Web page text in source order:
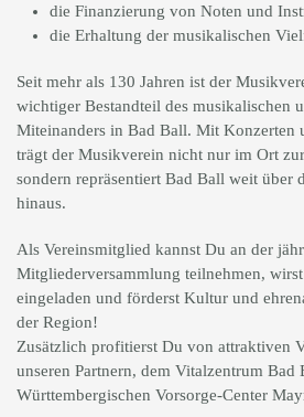
die Finanzierung von Noten und
die Erhaltung der musikalischen
Seit mehr als 130 Jahren ist der
wichtiger Bestandteil des musikalischen
Miteinanders in Bad Ball. Mit Konzerten
trägt der Musikverein nicht nur im Ort
sondern repräsentiert Bad Ball weit über
hinaus.
Als Vereinsmitglied kannst Du an der
Mitgliederversammlung teilnehmen,
eingeladen und förderst Kultur und
der Region!
Zusätzlich profitierst Du von attraktiven
unseren Partnern, dem Vitalzentrum Bad
Württembergischen Vorsorge-Center